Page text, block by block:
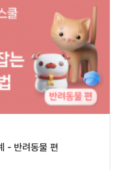
- 반려동물 편